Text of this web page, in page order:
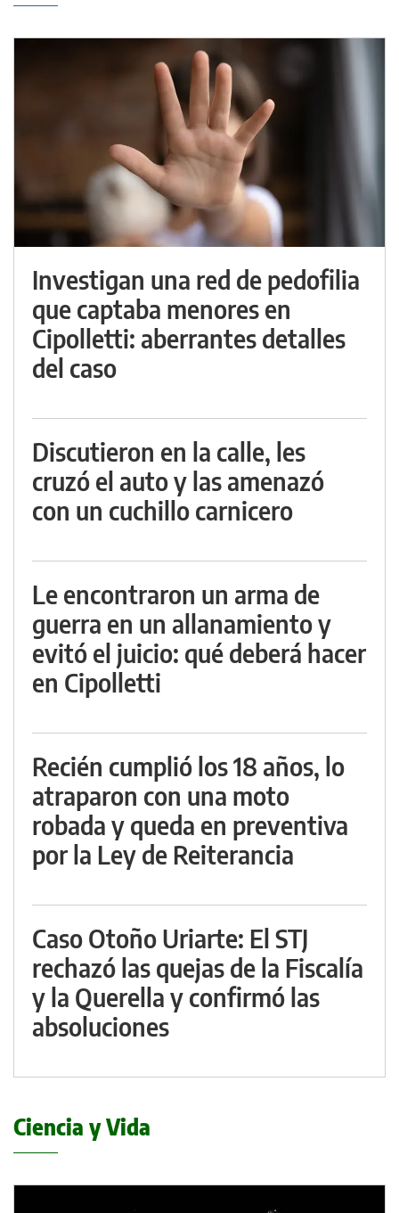
Investigan una red de pedofilia
que captaba menores en
Cipolletti: aberrantes detalles
del caso
Discutieron en la calle, les
cruzó el auto y las amenazó
con un cuchillo carnicero
Le encontraron un arma de
guerra en un allanamiento y
evitó el juicio: qué deberá hacer
en Cipolletti
Recién cumplió los 18 años, lo
atraparon con una moto
robada y queda en preventiva
por la Ley de Reiterancia
Caso Otoño Uriarte: El STJ
rechazó las quejas de la Fiscalía
y la Querella y confirmó las
absoluciones
Ciencia y Vida